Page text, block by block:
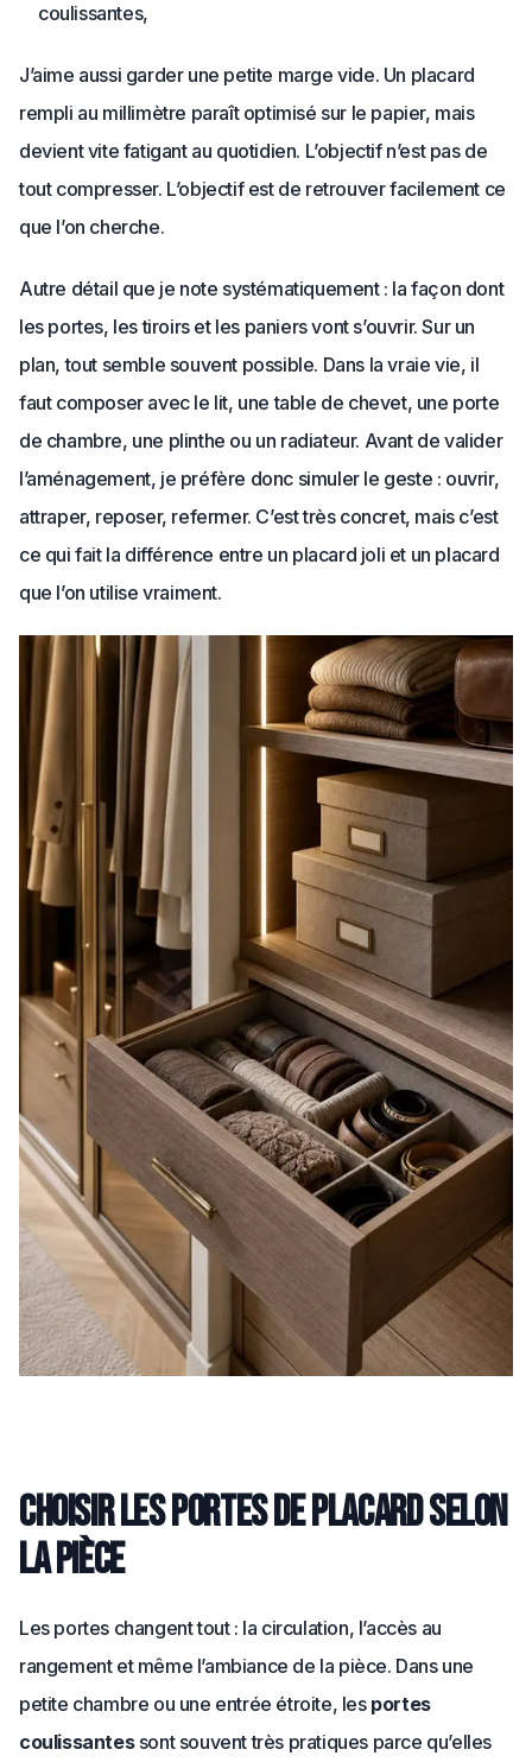
coulissantes,
J’aime aussi garder une petite marge vide. Un placard
rempli au millimètre paraît optimisé sur le papier, mais
devient vite fatigant au quotidien. L’objectif n’est pas de
tout compresser. L’objectif est de retrouver facilement ce
que l’on cherche.
Autre détail que je note systématiquement : la façon dont
les portes, les tiroirs et les paniers vont s’ouvrir. Sur un
plan, tout semble souvent possible. Dans la vraie vie, il
faut composer avec le lit, une table de chevet, une porte
de chambre, une plinthe ou un radiateur. Avant de valider
l’aménagement, je préfère donc simuler le geste : ouvrir,
attraper, reposer, refermer. C’est très concret, mais c’est
ce qui fait la différence entre un placard joli et un placard
que l’on utilise vraiment.
Choisir les portes de placard selon
la pièce
Les portes changent tout : la circulation, l’accès au
rangement et même l’ambiance de la pièce. Dans une
petite chambre ou une entrée étroite, les portes
coulissantessont souvent très pratiques parce qu’elles